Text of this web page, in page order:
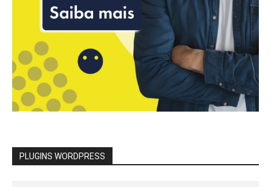
PLUGINS WORDPRESS